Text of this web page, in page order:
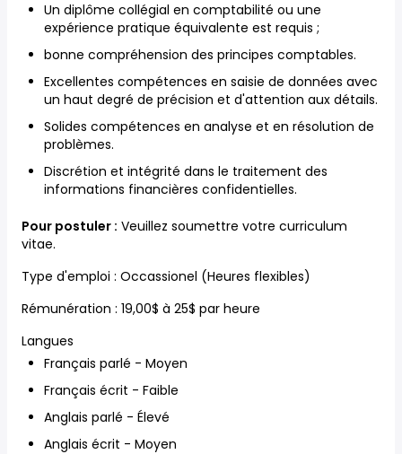
Un diplôme collégial en comptabilité ou une
expérience pratique équivalente est requis ;
bonne compréhension des principes comptables.
Excellentes compétences en saisie de données avec
un haut degré de précision et d'attention aux détails.
Solides compétences en analyse et en résolution de
problèmes.
Discrétion et intégrité dans le traitement des
informations financières confidentielles.
Pour postuler : Veuillez soumettre votre curriculum
vitae.
Type d'emploi : Occassionel (Heures flexibles)
Rémunération : 19,00$ à 25$ par heure
Langues
Français parlé - Moyen
Français écrit - Faible
Anglais parlé - Élevé
Anglais écrit - Moyen